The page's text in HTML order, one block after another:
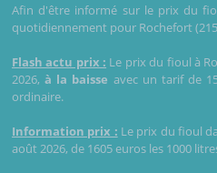
Afin d'être informé sur le prix du
quotidiennement pour Rochefort
Flash actu prix : Le prix du fioul à
2026,à la baisse avec un tarif de
ordinaire.
Information prix : Le prix du fioul
août 2026, de 1605 euros les 1000